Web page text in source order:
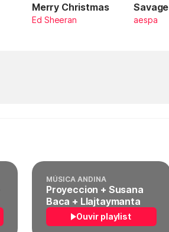
Merry Christmas
Ed Sheeran
Savage
aespa
MÚSICA ANDINA
Proyeccion + Susana
Baca + Llajtaymanta
Ouvir playlist